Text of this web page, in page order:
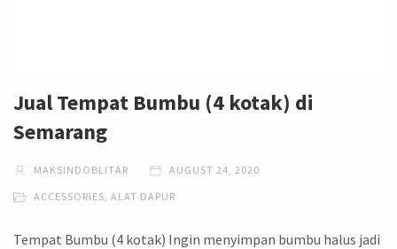
Jual Tempat Bumbu (4 kotak) di
Semarang
MAKSINDOBLITAR AUGUST 24, 2020
ACCESSORIES ALAT DAPUR
Tempat Bumbu (4 kotak) Ingin menyimpan bumbu halus jadi